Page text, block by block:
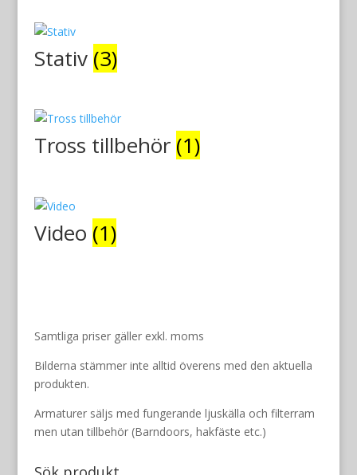
Stativ (3)
Tross tillbehör (1)
Video (1)
Samtliga priser gäller exkl. moms
Bilderna stämmer inte alltid överens med den aktuella
produkten.
Armaturer säljs med fungerande ljuskälla och filterram
men utan tillbehör (Barndoors, hakfäste etc.)